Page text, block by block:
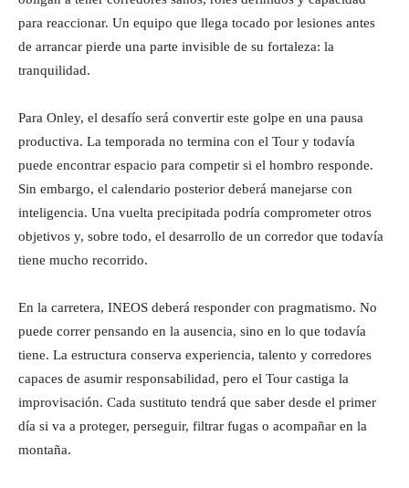
para reaccionar. Un equipo que llega tocado por lesiones antes
de arrancar pierde una parte invisible de su fortaleza: la
tranquilidad.
Para Onley, el desafío será convertir este golpe en una pausa
productiva. La temporada no termina con el Tour y todavía
puede encontrar espacio para competir si el hombro responde.
Sin embargo, el calendario posterior deberá manejarse con
inteligencia. Una vuelta precipitada podría comprometer otros
objetivos y, sobre todo, el desarrollo de un corredor que todavía
tiene mucho recorrido.
En la carretera, INEOS deberá responder con pragmatismo. No
puede correr pensando en la ausencia, sino en lo que todavía
tiene. La estructura conserva experiencia, talento y corredores
capaces de asumir responsabilidad, pero el Tour castiga la
improvisación. Cada sustituto tendrá que saber desde el primer
día si va a proteger, perseguir, filtrar fugas o acompañar en la
montaña.